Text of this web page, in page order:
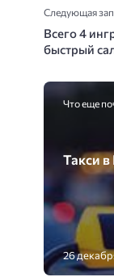
Следующая
Всего 4
быстрый
Что еще
Такси
26